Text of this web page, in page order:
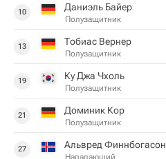
10 Даниэль Байер
Полузащитник
13 Тобиас Вернер
Полузащитник
19 Ку Джа Чхоль
Полузащитник
21 Доминик Кор
Полузащитник
27 Альвред Финнбогасон
Нападающий